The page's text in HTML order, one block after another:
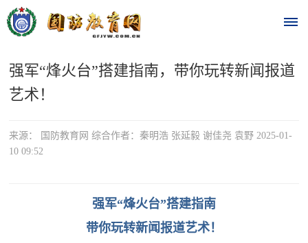
首
时
闻
强军“烽火台”搭建指南，带你玩转新闻报道
艺术！
来源： 国防教育网 综合作者：秦明浩 张延毅 谢佳尧 袁野 2025-01-
10 09:52
强军“烽火台”搭建指南
带你玩转新闻报道艺术！